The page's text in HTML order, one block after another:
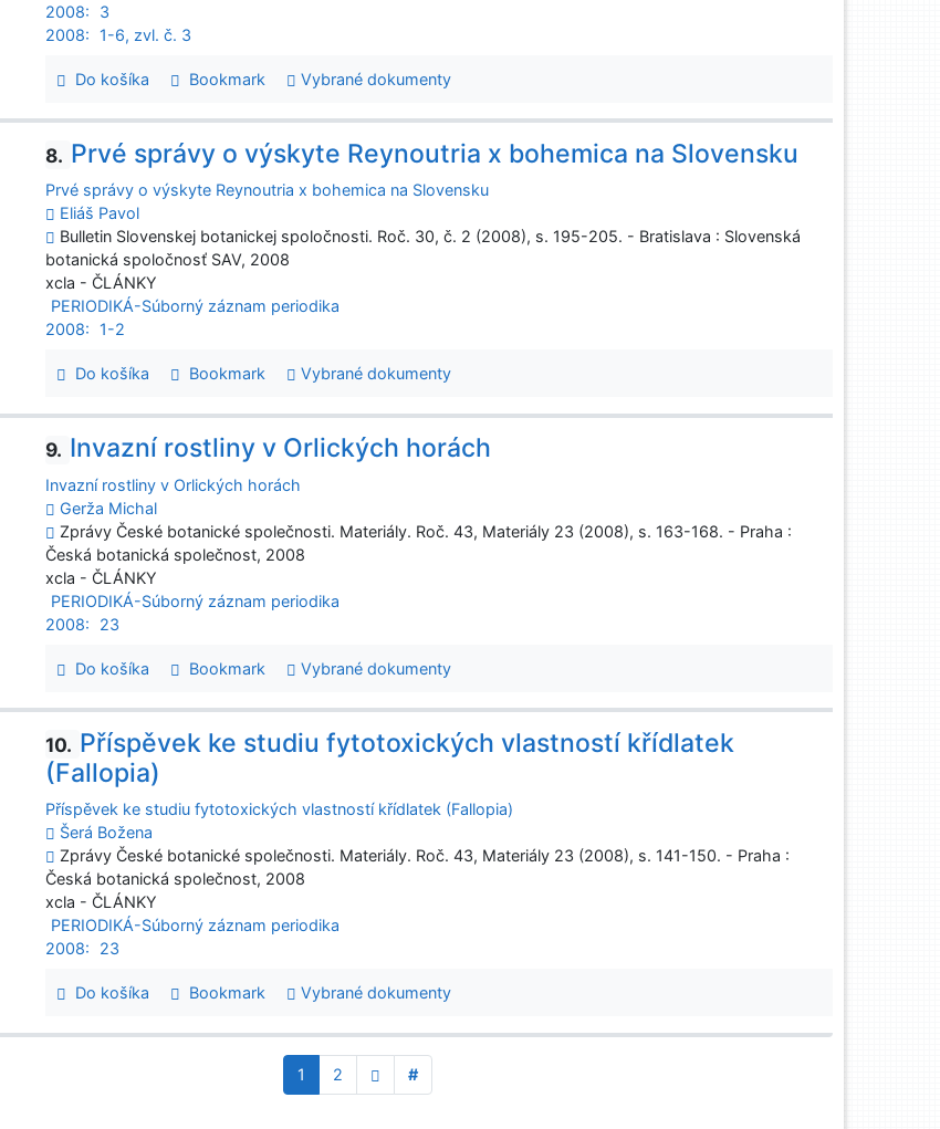
2008:
3
2008:
1-6, zvl. č. 3
Do košíka Bookmark Vybrané dokumenty
8. Prvé správy o výskyte Reynoutria x bohemica na Slovensku
Prvé správy o výskyte Reynoutria x bohemica na Slovensku
Eliáš Pavol
Bulletin Slovenskej botanickej spoločnosti. Roč. 30, č. 2 (2008), s. 195-205. - Bratislava : Slovenská
botanická spoločnosť SAV, 2008
xcla - ČLÁNKY
PERIODIKÁ-Súborný záznam periodika
2008:
1-2
Do košíka Bookmark Vybrané dokumenty
9. Invazní rostliny v Orlických horách
Invazní rostliny v Orlických horách
Gerža Michal
Zprávy České botanické společnosti. Materiály. Roč. 43, Materiály 23 (2008), s. 163-168. - Praha :
Česká botanická společnost, 2008
xcla - ČLÁNKY
PERIODIKÁ-Súborný záznam periodika
2008:
23
Do košíka Bookmark Vybrané dokumenty
10. Příspěvek ke studiu fytotoxických vlastností křídlatek
(Fallopia)
Příspěvek ke studiu fytotoxických vlastností křídlatek (Fallopia)
Šerá Božena
Zprávy České botanické společnosti. Materiály. Roč. 43, Materiály 23 (2008), s. 141-150. - Praha :
Česká botanická společnost, 2008
xcla - ČLÁNKY
PERIODIKÁ-Súborný záznam periodika
2008:
23
Do košíka Bookmark Vybrané dokumenty
1 2 #